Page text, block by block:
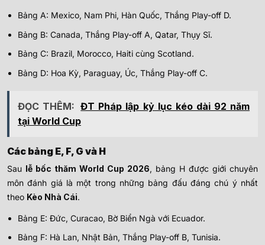
Bảng A: Mexico, Nam Phi, Hàn Quốc, Thắng Play-off D.
Bảng B: Canada, Thắng Play-off A, Qatar, Thụy Sĩ.
Bảng C: Brazil, Morocco, Haiti cùng Scotland.
Bảng D: Hoa Kỳ, Paraguay, Úc, Thắng Play-off C.
ĐỌC THÊM: ĐT Pháp lập kỷ lục kéo dài 92 năm
tại World Cup
Các bảng E, F, G và H
Sau lễ bốc thăm World Cup 2026, bảng H được giới chuyên
môn đánh giá là một trong những bảng đấu đáng chú ý nhất
theo Kèo Nhà Cái.
Bảng E: Đức, Curacao, Bờ Biển Ngà với Ecuador.
Bảng F: Hà Lan, Nhật Bản, Thắng Play-off B, Tunisia.